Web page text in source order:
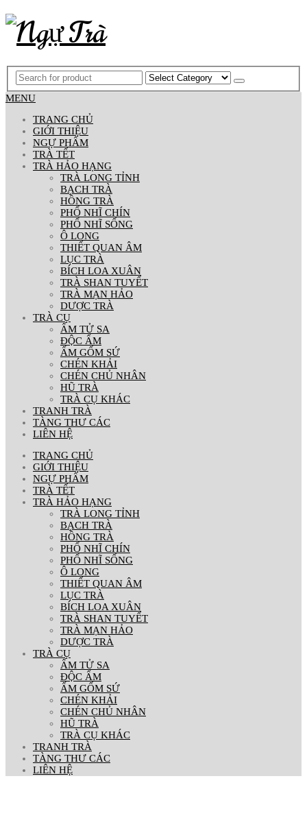
MENU
TRANG CHỦ
GIỚI THIỆU
NGỰ PHẨM
TRÀ TẾT
TRÀ HẢO HẠNG
TRÀ LONG TỈNH
BẠCH TRÀ
HỒNG TRÀ
PHỔ NHĨ CHÍN
PHỔ NHĨ SỐNG
Ô LONG
THIẾT QUAN ÂM
LỤC TRÀ
BÍCH LOA XUÂN
TRÀ SHAN TUYẾT
TRÀ MẠN HẢO
DƯỢC TRÀ
TRÀ CỤ
ẤM TỬ SA
ĐỘC ẨM
ẤM GỐM SỨ
CHÉN KHẢI
CHÉN CHỦ NHÂN
HŨ TRÀ
TRÀ CỤ KHÁC
TRANH TRÀ
TÀNG THƯ CÁC
LIÊN HỆ
TRANG CHỦ
GIỚI THIỆU
NGỰ PHẨM
TRÀ TẾT
TRÀ HẢO HẠNG
TRÀ LONG TỈNH
BẠCH TRÀ
HỒNG TRÀ
PHỔ NHĨ CHÍN
PHỔ NHĨ SỐNG
Ô LONG
THIẾT QUAN ÂM
LỤC TRÀ
BÍCH LOA XUÂN
TRÀ SHAN TUYẾT
TRÀ MẠN HẢO
DƯỢC TRÀ
TRÀ CỤ
ẤM TỬ SA
ĐỘC ẨM
ẤM GỐM SỨ
CHÉN KHẢI
CHÉN CHỦ NHÂN
HŨ TRÀ
TRÀ CỤ KHÁC
TRANH TRÀ
TÀNG THƯ CÁC
LIÊN HỆ